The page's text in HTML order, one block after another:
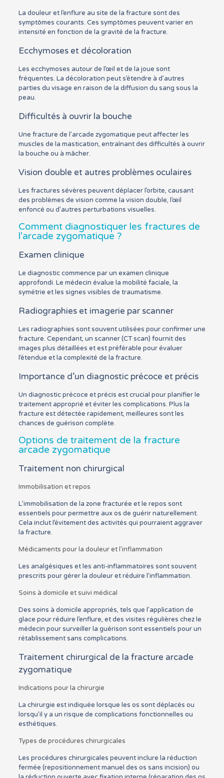
La douleur et l’enflure au site de la fracture sont des
symptômes courants. Ces symptômes peuvent varier en
intensité en fonction de la gravité de la fracture.
Ecchymoses et décoloration
Les ecchymoses autour de l’œil et de la joue sont
fréquentes. La décoloration peut s’étendre à d’autres
parties du visage en raison de la diffusion du sang sous la
peau.
Difficultés à ouvrir la bouche
Une fracture de l’arcade zygomatique peut affecter les
muscles de la mastication, entraînant des difficultés à ouvrir
la bouche ou à mâcher.
Vision double et autres problèmes oculaires
Les fractures sévères peuvent déplacer l’orbite, causant
des problèmes de vision comme la vision double, l’œil
enfoncé ou d’autres perturbations visuelles.
Comment diagnostiquer les fractures de
l’arcade zygomatique ?
Examen clinique
Le diagnostic commence par un examen clinique
approfondi. Le médecin évalue la mobilité faciale, la
symétrie et les signes visibles de traumatisme.
Radiographies et imagerie par scanner
Les radiographies sont souvent utilisées pour confirmer une
fracture. Cependant, un scanner (CT scan) fournit des
images plus détaillées et est préférable pour évaluer
l’étendue et la complexité de la fracture.
Importance d’un diagnostic précoce et précis
Un diagnostic précoce et précis est crucial pour planifier le
traitement approprié et éviter les complications. Plus la
fracture est détectée rapidement, meilleures sont les
chances de guérison complète.
Options de traitement de la fracture
arcade zygomatique
Traitement non chirurgical
Immobilisation et repos
L’immobilisation de la zone fracturée et le repos sont
essentiels pour permettre aux os de guérir naturellement.
Cela inclut l’évitement des activités qui pourraient aggraver
la fracture.
Médicaments pour la douleur et l’inflammation
Les analgésiques et les anti-inflammatoires sont souvent
prescrits pour gérer la douleur et réduire l’inflammation.
Soins à domicile et suivi médical
Des soins à domicile appropriés, tels que l’application de
glace pour réduire l’enflure, et des visites régulières chez le
médecin pour surveiller la guérison sont essentiels pour un
rétablissement sans complications.
Traitement chirurgical de la fracture arcade
zygomatique
Indications pour la chirurgie
La chirurgie est indiquée lorsque les os sont déplacés ou
lorsqu’il y a un risque de complications fonctionnelles ou
esthétiques.
Types de procédures chirurgicales
Les procédures chirurgicales peuvent inclure la réduction
fermée (repositionnement manuel des os sans incision) ou